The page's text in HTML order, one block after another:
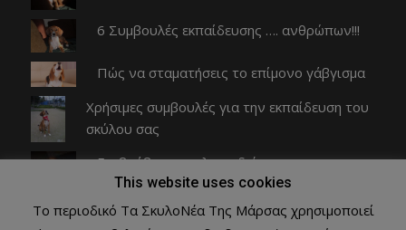
6 Συμβουλές εκπαίδευσης …. ανθρώπων!!!
Πώς να σταματήσεις το επίμονο γάβγισμα
Χρήσιμες συμβουλές για την εκπαίδευση του
σκύλου σας
Επιβράβευση με λιχουδιές
This website uses cookies
Το περιοδικό Τα ΣκυλοΝέα Της Μάρσας χρησιμοποιεί